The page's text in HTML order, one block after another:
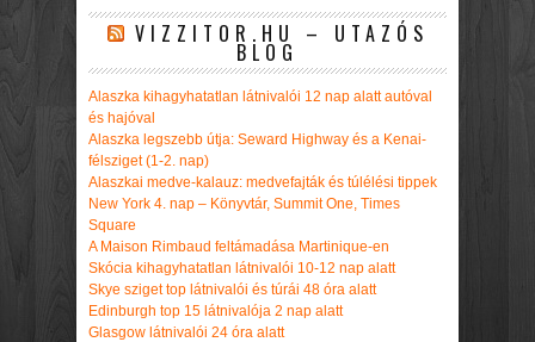
VIZZITOR.HU – UTAZÓS
BLOG
Alaszka kihagyhatatlan látnivalói 12 nap alatt autóval
és hajóval
Alaszka legszebb útja: Seward Highway és a Kenai-
félsziget (1-2. nap)
Alaszkai medve-kalauz: medvefajták és túlélési tippek
New York 4. nap – Könyvtár, Summit One, Times
Square
A Maison Rimbaud feltámadása Martinique-en
Skócia kihagyhatatlan látnivalói 10-12 nap alatt
Skye sziget top látnivalói és túrái 48 óra alatt
Edinburgh top 15 látnivalója 2 nap alatt
Glasgow látnivalói 24 óra alatt